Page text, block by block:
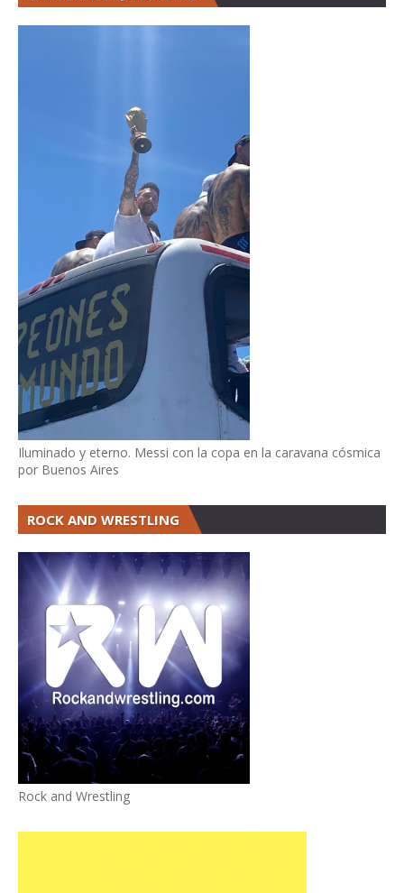
Iluminado y eterno. Messi con la copa en la caravana cósmica
por Buenos Aires
ROCK AND WRESTLING
Rock and Wrestling